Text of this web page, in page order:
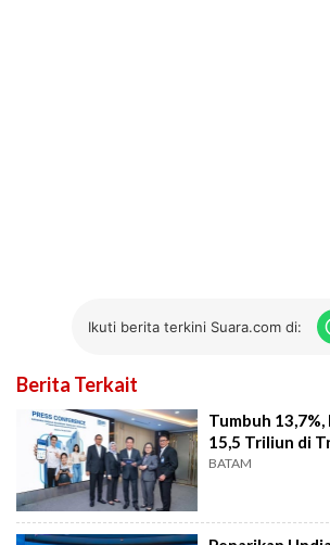
Ikuti berita terkini Suara.com di:
Berita Terkait
Tumbuh 13,7%,
15,5 Triliun di
BATAM